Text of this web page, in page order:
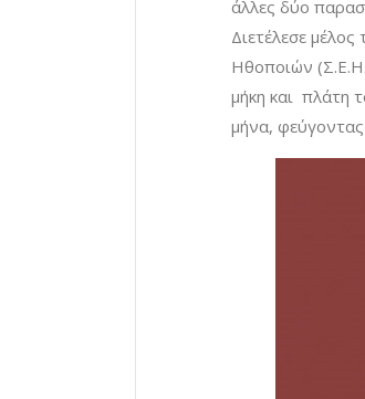
άλλες δύο
Διετέλεσε
Ηθοποιών
μήκη και πλάτη
μήνα,